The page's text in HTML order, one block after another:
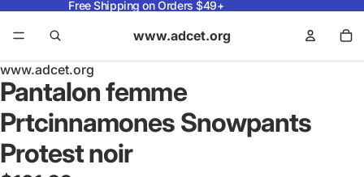
Free Shipping on Orders $49+
www.adcet.org
www.adcet.org
Pantalon femme
Prtcinnamones Snowpants
Protest noir